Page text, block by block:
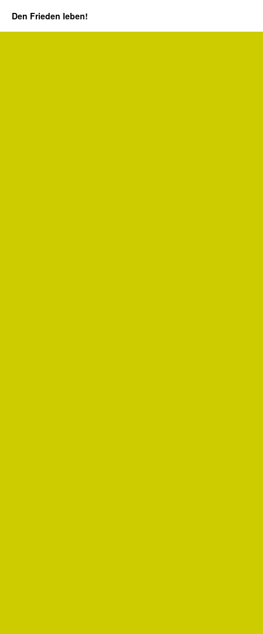
Den Frieden leben!